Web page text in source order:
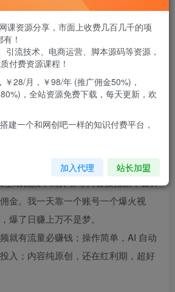
的项目 ——AI 美女壁纸暴力拉新，单
小白一学就会。
美女题材自带流量，咱们靠专属口令拉
壁纸视频，简介引导抖音搜拉新平台并
金。我一天靠一个账号一个爆火视
爆了日赚上万不是梦。
就有流量必赚钱；操作简单，AI 自动
入；内容纯原创，还在红利期，超好
课资源分享，市面上收费几百几千的项
！
引流技术、电商运营、脚本源码等资源，
付费资源课程！
￥28/月，￥98/年 (推广佣金50%)，
，全站资源免费下载，每天更新，欢
建一个和网创吧一样的知识付费平台，
加入代理 站长加盟